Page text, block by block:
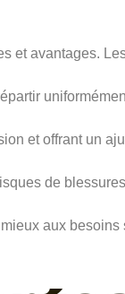
et avantages.
et offrant un
de
aux